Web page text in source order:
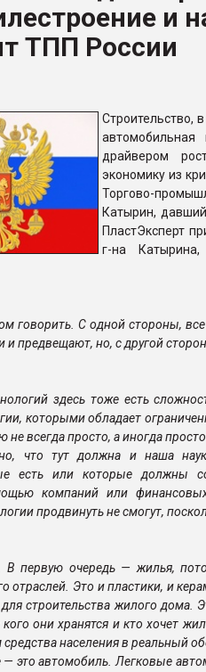
и
ТПП России
Строительство,
драйвером
экономику из
Торгово-
Катырин,
ПластЭксперт
г-на
говорить. С одной стороны,
предвещают, но, с другой
здесь тоже есть
которыми обладает
не всегда просто, а иногда
что тут должна и наша
есть или которые должны
компаний или
продвинуть не смогут,
В первую очередь — жилья,
отраслей. Это и пластики, и
строительства жилого дома.
они хранятся и кто хочет
населения в реальный
— это автомобиль. Легковые